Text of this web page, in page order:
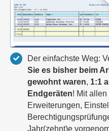
Der einfachste Weg:
Sie es bisher beim
gewohnt waren, 1:1
Endgeräten! Mit
Erweiterungen,
Jahr(zehnt)e